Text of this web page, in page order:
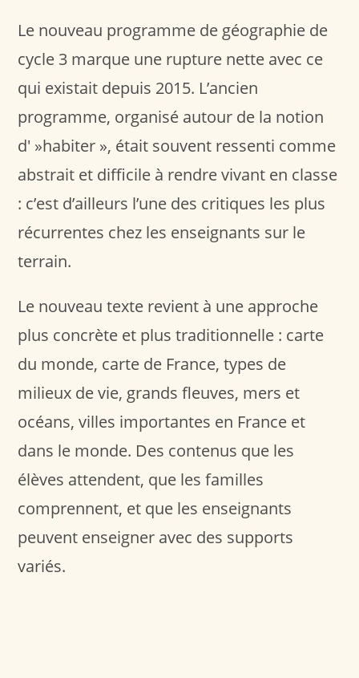
Le nouveau programme de géographie de
cycle 3 marque une rupture nette avec ce
qui existait depuis 2015. L’ancien
programme, organisé autour de la notion
d' »habiter », était souvent ressenti comme
abstrait et difficile à rendre vivant en classe
: c’est d’ailleurs l’une des critiques les plus
récurrentes chez les enseignants sur le
terrain.
Le nouveau texte revient à une approche
plus concrète et plus traditionnelle : carte
du monde, carte de France, types de
milieux de vie, grands fleuves, mers et
océans, villes importantes en France et
dans le monde. Des contenus que les
élèves attendent, que les familles
comprennent, et que les enseignants
peuvent enseigner avec des supports
variés.